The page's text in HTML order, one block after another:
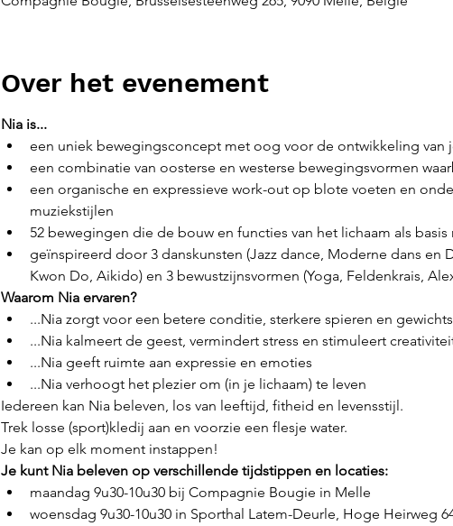
Over het evenement
Nia is...
een uniek bewegingsconcept met oog voor de ontwikkeling van
een combinatie van oosterse en westerse bewegingsvormen
een organische en expressieve work-out op blote voeten en
muziekstijlen
52 bewegingen die de bouw en functies van het lichaam als basis
geïnspireerd door 3 danskunsten (Jazz dance, Moderne dans en
Kwon Do, Aikido) en 3 bewustzijnsvormen (Yoga, Feldenkrais,
Waarom Nia ervaren?
...Nia zorgt voor een betere conditie, sterkere spieren en
...Nia kalmeert de geest, vermindert stress en stimuleert
...Nia geeft ruimte aan expressie en emoties
...Nia verhoogt het plezier om (in je lichaam) te leven
Iedereen kan Nia beleven, los van leeftijd, fitheid en levensstijl.
Trek losse (sport)kledij aan en voorzie een flesje water.
Je kan op elk moment instappen!
Je kunt Nia beleven op verschillende tijdstippen en locaties:
maandag 9u30-10u30 bij Compagnie Bougie in Melle
woensdag 9u30-10u30 in Sporthal Latem-Deurle, Hoge Heirweg